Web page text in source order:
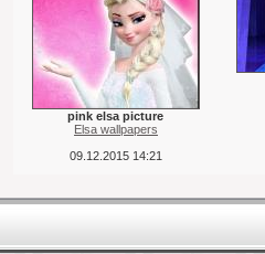
pink elsa picture
Elsa wallpapers
09.12.2015 14:21